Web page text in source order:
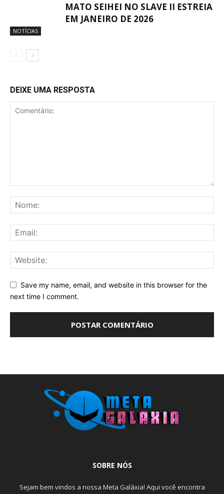
NOTÍCIAS
MATO SEIHEI NO SLAVE II ESTREIA
EM JANEIRO DE 2026
DEIXE UMA RESPOSTA
Save my name, email, and website in this browser for the
next time I comment.
SOBRE NÓS
Sejam bem vindos a nossa Meta Galáxia! Aqui você encontra